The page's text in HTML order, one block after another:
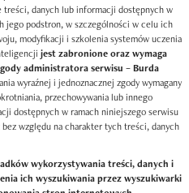
danych lub informacji dostępnych w
jego podstron, w szczególności w celu ich
modyfikacji i szkolenia systemów uczenia
jest zabronione oraz wymaga
administratora serwisu – Burda
wyraźnej i jednoznacznej zgody wymagany
przechowywania lub innego
dostępnych w ramach niniejszego serwisu
względu na charakter tych treści, danych
wykorzystywania treści, danych i
ich wyszukiwania przez wyszukiwarki